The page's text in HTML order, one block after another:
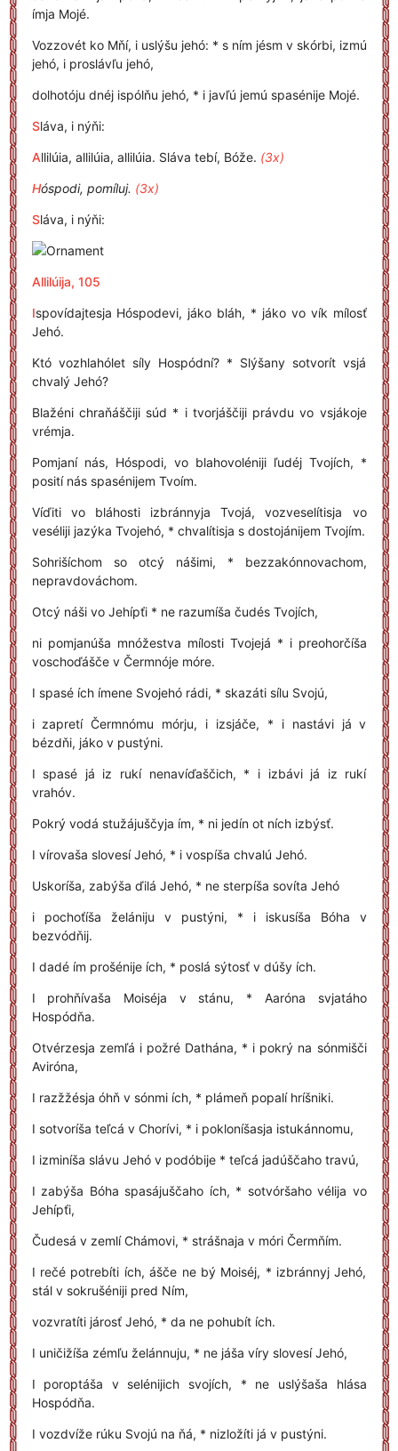
ímja Mojé.
Vozzovét ko Mňí, i uslýšu jehó: * s ním jésm v skórbi, izmú
jehó, i proslávľu jehó,
dolhotóju dnéj ispólňu jehó, * i javľú jemú spasénije Mojé.
Sláva, i nýňi:
Allilúia, allilúia, allilúia. Sláva tebí, Bóže. (3x)
Hóspodi, pomíluj. (3x)
Sláva, i nýňi:
Allilúija, 105
Ispovídajtesja Hóspodevi, jáko bláh, * jáko vo vík mílosť
Jehó.
Któ vozhlahólet síly Hospódní? * Slýšany sotvorít vsjá
chvalý Jehó?
Blažéni chraňáščiji súd * i tvorjáščiji právdu vo vsjákoje
vrémja.
Pomjaní nás, Hóspodi, vo blahovoléniji ľudéj Tvojích, *
posití nás spasénijem Tvoím.
Víďiti vo bláhosti izbránnyja Tvojá, vozveselítisja vo
veséliji jazýka Tvojehó, * chvalítisja s dostojánijem Tvojím.
Sohrišíchom so otcý nášimi, * bezzakónnovachom,
nepravdováchom.
Otcý náši vo Jehípťi * ne razumíša čudés Tvojích,
ni pomjanúša mnóžestva mílosti Tvojejá * i preohorčíša
voschoďášče v Čermnóje móre.
I spasé ích ímene Svojehó rádi, * skazáti sílu Svojú,
i zapretí Čermnómu mórju, i izsjáče, * i nastávi já v
bézdňi, jáko v pustýni.
I spasé já iz rukí nenavíďaščich, * i izbávi já iz rukí
vrahóv.
Pokrý vodá stužájuščyja ím, * ni jedín ot ních izbýsť.
I vírovaša slovesí Jehó, * i vospíša chvalú Jehó.
Uskoríša, zabýša ďilá Jehó, * ne sterpíša sovíta Jehó
i pochoťíša želániju v pustýni, * i iskusíša Bóha v
bezvódňij.
I dadé ím prošénije ích, * poslá sýtosť v dúšy ích.
I prohňívaša Moiséja v stánu, * Aaróna svjatáho
Hospódňa.
Otvérzesja zemľá i požré Dathána, * i pokrý na sónmišči
Aviróna,
I razžžésja óhň v sónmi ích, * plámeň popalí hríšniki.
I sotvoríša teľcá v Chorívi, * i pokloníšasja istukánnomu,
I izminíša slávu Jehó v podóbije * teľcá jadúščaho travú,
I zabýša Bóha spasájuščaho ích, * sotvóršaho vélija vo
Jehípťi,
Čudesá v zemlí Chámovi, * strášnaja v móri Čermňím.
I rečé potrebíti ích, ášče ne bý Moiséj, * izbránnyj Jehó,
stál v sokrušéniji pred Ním,
vozvratíti járosť Jehó, * da ne pohubít ích.
I uničižíša zémľu želánnuju, * ne jáša víry slovesí Jehó,
I poroptáša v selénijich svojích, * ne uslýšaša hlása
Hospódňa.
I vozdvíže rúku Svojú na ňá, * nizložíti já v pustýni.